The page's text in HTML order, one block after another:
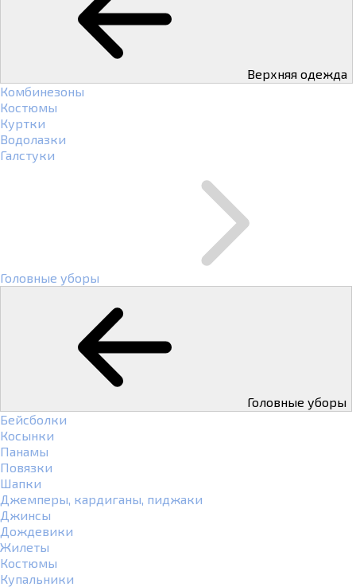
Верхняя одежда
Комбинезоны
Костюмы
Куртки
Водолазки
Галстуки
Головные уборы
Головные уборы
Бейсболки
Косынки
Панамы
Повязки
Шапки
Джемперы, кардиганы, пиджаки
Джинсы
Дождевики
Жилеты
Костюмы
Купальники